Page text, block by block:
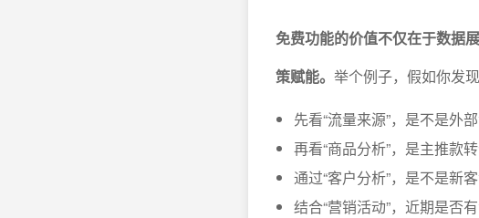
免费功能的价值不仅在于数据
策赋能。 举个例子，假如你发
先看“流量来源”，是不是外
再看“商品分析”，是主推款
通过“客户分析”，是不是新
结合“营销活动”，近期是否